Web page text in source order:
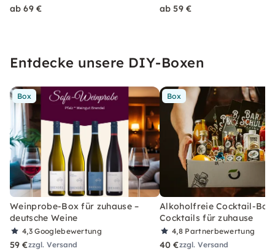
ab 69 € ab 59 €
Entdecke unsere DIY-Boxen
Box
Weinprobe-Box für zuhause –
deutsche Weine
4,3Googlebewertung
59 €zzgl. Versand
Box
Alkoholfreie Cocktail-Box
Cocktails für zuhause
4,8 Partnerbewertung
40 €zzgl. Versand